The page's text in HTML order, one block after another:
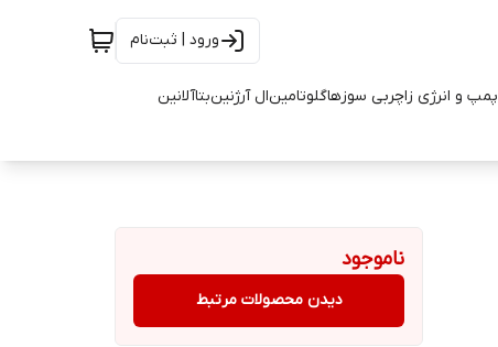
ورود | ثبت‌نام
پمپ و انرژی زاچربی سوزهاگلوتامینال آرژنینبتاآلانین
ناموجود
دیدن محصولات مرتبط